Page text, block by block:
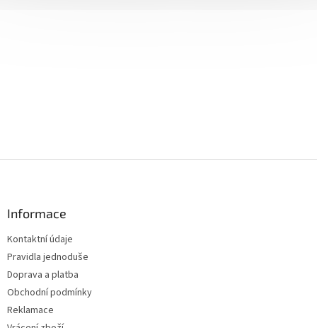
Informace
Kontaktní údaje
Pravidla jednoduše
Doprava a platba
Obchodní podmínky
Reklamace